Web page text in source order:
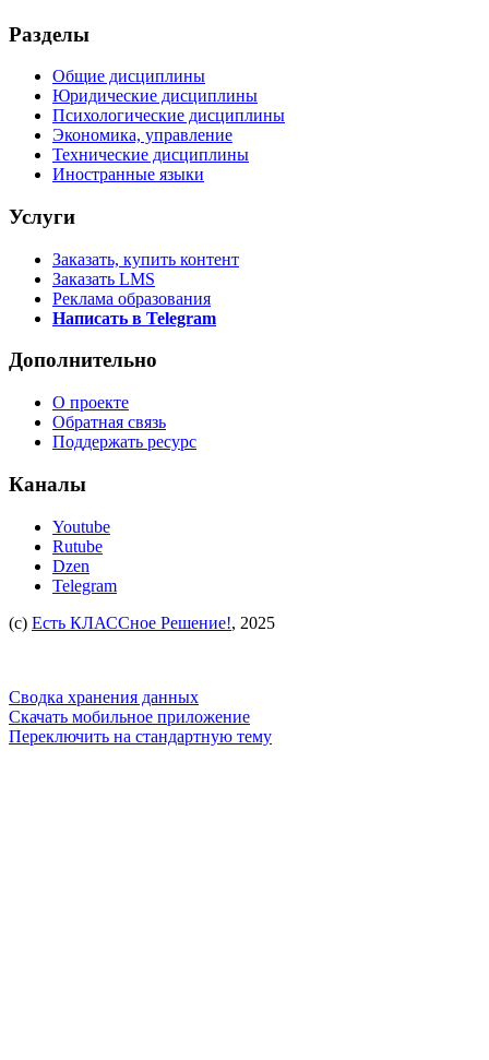
Разделы
Общие дисциплины
Юридические дисциплины
Психологические дисциплины
Экономика, управление
Технические дисциплины
Иностранные языки
Услуги
Заказать, купить контент
Заказать LMS
Реклама образования
Написать в Telegram
Дополнительно
О проекте
Обратная связь
Поддержать ресурс
Каналы
Youtube
Rutube
Dzen
Telegram
(c) Есть КЛАССное Решение!, 2025
Сводка хранения данных
Скачать мобильное приложение
Переключить на стандартную тему